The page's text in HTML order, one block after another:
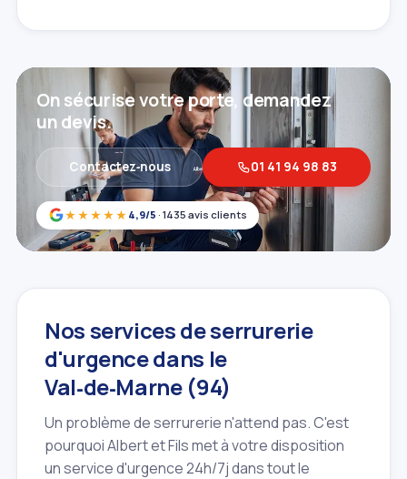
★★★★★ 4,9/5 · 1435 avis clients
On sécurise votre porte, demandez
un devis.
Contactez‑nous 01 41 94 98 83
Nos services de serrurerie
d'urgence dans le
Val‑de‑Marne (94)
Un problème de serrurerie n'attend pas. C'est
pourquoi Albert et Fils met à votre disposition
un service d'urgence 24h/7j dans tout le